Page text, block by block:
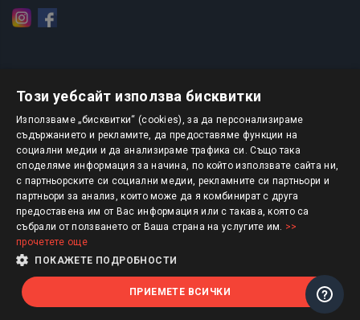
БЮЛЕТИН
АБОНИРАНЕ
Авторско право © 2025 HERMESBOOKS.BG
1 EUR = 1.95583 BGN
Този уебсайт използва бисквитки
Използваме „бисквитки“ (cookies), за да персонализираме
съдържанието и рекламите, да предоставяме функции на
социални медии и да анализираме трафика си. Също така
споделяме информация за начина, по който използвате сайта ни,
с партньорските си социални медии, рекламните си партньори и
партньори за анализ, които може да я комбинират с друга
предоставена им от Вас информация или с такава, която са
събрали от ползването от Ваша страна на услугите им. >>
прочетете още
ПОКАЖЕТЕ ПОДРОБНОСТИ
ПРИЕМЕТЕ ВСИЧКИ